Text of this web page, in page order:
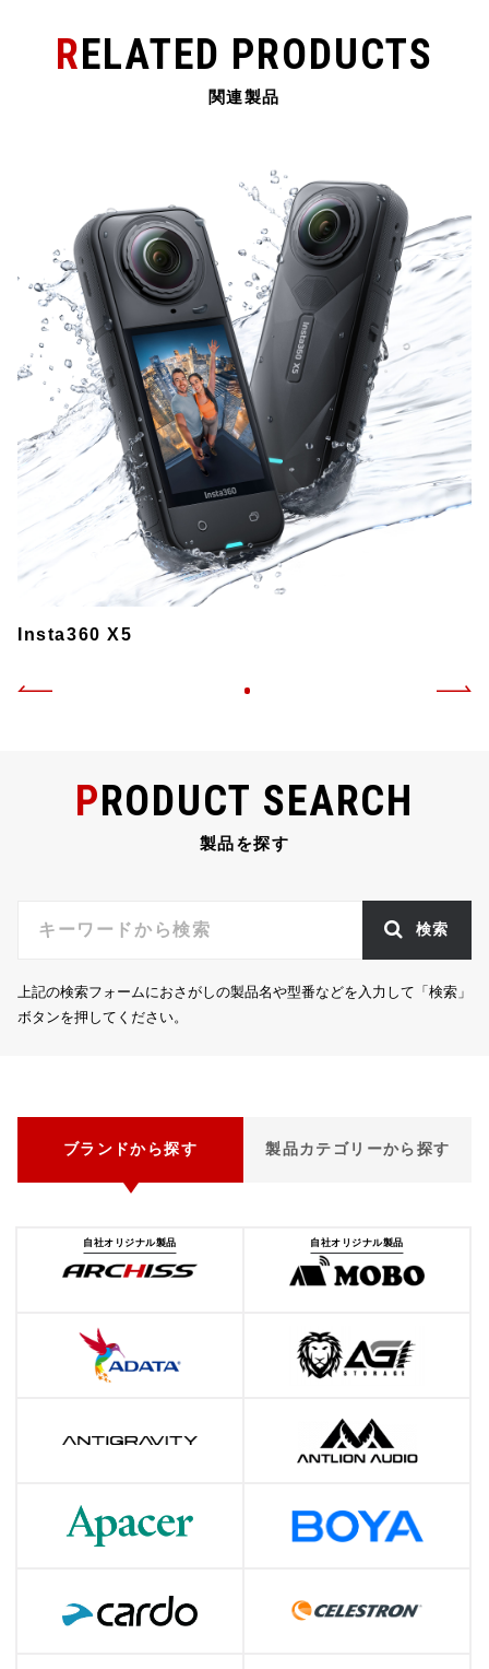
RELATED PRODUCTS
関連製品
Insta360 X5
PRODUCT SEARCH
製品を探す
検索
上記の検索フォームにおさがしの製品名や型番などを入力して「検索」
ボタンを押してください。
ブランドから探す 製品カテゴリーから探す
自社オリジナル製品 自社オリジナル製品